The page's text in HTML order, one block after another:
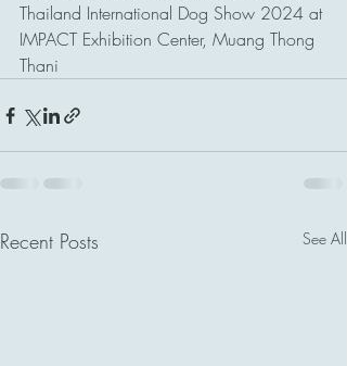
Thailand International Dog Show 2024 at
IMPACT Exhibition Center, Muang Thong
Thani
Recent Posts See All